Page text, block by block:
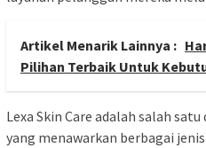
Artikel Menarik Lainnya :
Pilihan Terbaik Untuk
Lexa Skin Care adalah salah
yang menawarkan berbagai